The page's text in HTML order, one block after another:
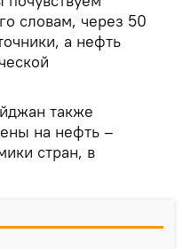
словам, через 50
а нефть
также
на нефть –
стран, в